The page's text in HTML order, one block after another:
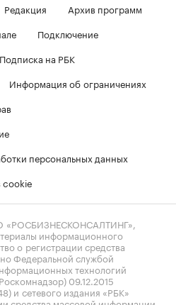
Редакция
Архив программ
Подключение
Подписка на РБК
Информация об ограничениях
персональных данных
cookie
информационного
о регистрации средства
Федеральной службой
технологий
09.12.2015
и сетевого издания «РБК»